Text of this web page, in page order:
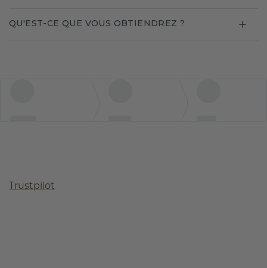
QU'EST-CE QUE VOUS OBTIENDREZ ?
Trustpilot